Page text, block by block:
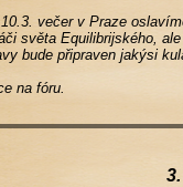
večer v Praze
světa Equilibrijského,
bude připraven jakýsi
na fóru.